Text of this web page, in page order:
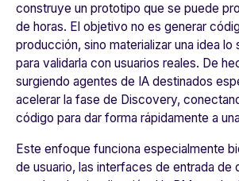
construye un prototipo que se puede
de horas. El objetivo no es generar
producción, sino materializar una idea
para validarla con usuarios reales. De
surgiendo agentes de IA destinados
acelerar la fase de Discovery,
código para dar forma rápidamente a
Este enfoque funciona especialmente
de usuario, las interfaces de entrada de